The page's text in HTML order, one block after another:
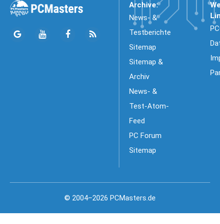
Archive:
News- &
Testberichte
Sitemap
Sitemap &
Archiv
News- &
Test-Atom-
Feed
PC Forum
Sitemap
© 2004–2026 PCMasters.de